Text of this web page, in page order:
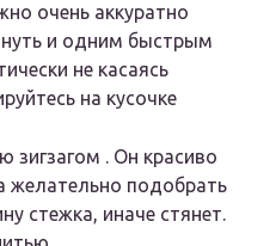
очень аккуратно
и одним быстрым
не касаясь
на кусочке
зигзагом . Он красиво
желательно подобрать
стежка, иначе стянет.